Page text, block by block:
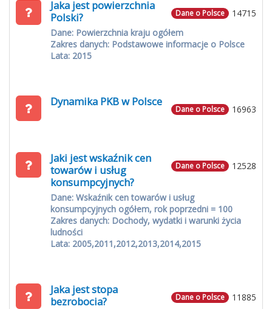
14715
Dane o Polsce
Jaka jest powierzchnia
Polski?
Dane: Powierzchnia kraju ogółem
Zakres danych: Podstawowe informacje o Polsce
Lata: 2015
16963
Dane o Polsce
Dynamika PKB w Polsce
12528
Dane o Polsce
Jaki jest wskaźnik cen
towarów i usług
konsumpcyjnych?
Dane: Wskaźnik cen towarów i usług
konsumpcyjnych ogółem, rok poprzedni = 100
Zakres danych: Dochody, wydatki i warunki życia
ludności
Lata: 2005,2011,2012,2013,2014,2015
11885
Dane o Polsce
Jaka jest stopa
bezrobocia?